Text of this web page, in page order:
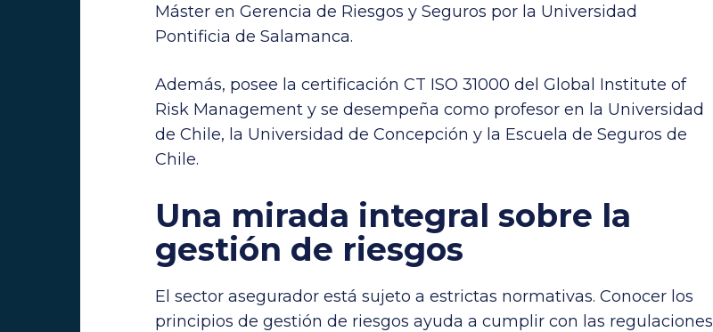
Máster en Gerencia de Riesgos y Seguros por la Universidad
Pontificia de Salamanca.
Además, posee la certificación CT ISO 31000 del Global Institute of
Risk Management y se desempeña como profesor en la Universidad
de Chile, la Universidad de Concepción y la Escuela de Seguros de
Chile.
Una mirada integral sobre la
gestión de riesgos
El sector asegurador está sujeto a estrictas normativas. Conocer los
principios de gestión de riesgos ayuda a cumplir con las regulaciones